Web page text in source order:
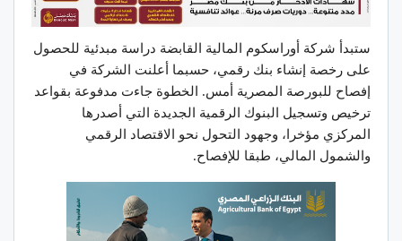
ستبدأ شركة أوراسكوم المالية القابضة دراسة مبدئية للحصول
على رخصة إنشاء بنك رقمي، حسبما أعلنت الشركة في
إفصاح للبورصة المصرية أمس. الخطوة جاءت مدفوعة بقواعد
ترخيص وتسجيل البنوك الرقمية الجديدة التي أصدرها
المركزي مؤخرا، وجهود التحول نحو الاقتصاد الرقمي
والشمول المالي، طبقا للإفصاح.